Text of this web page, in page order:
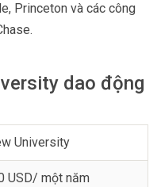
Princeton và các công
dao động
University
USD/ một năm